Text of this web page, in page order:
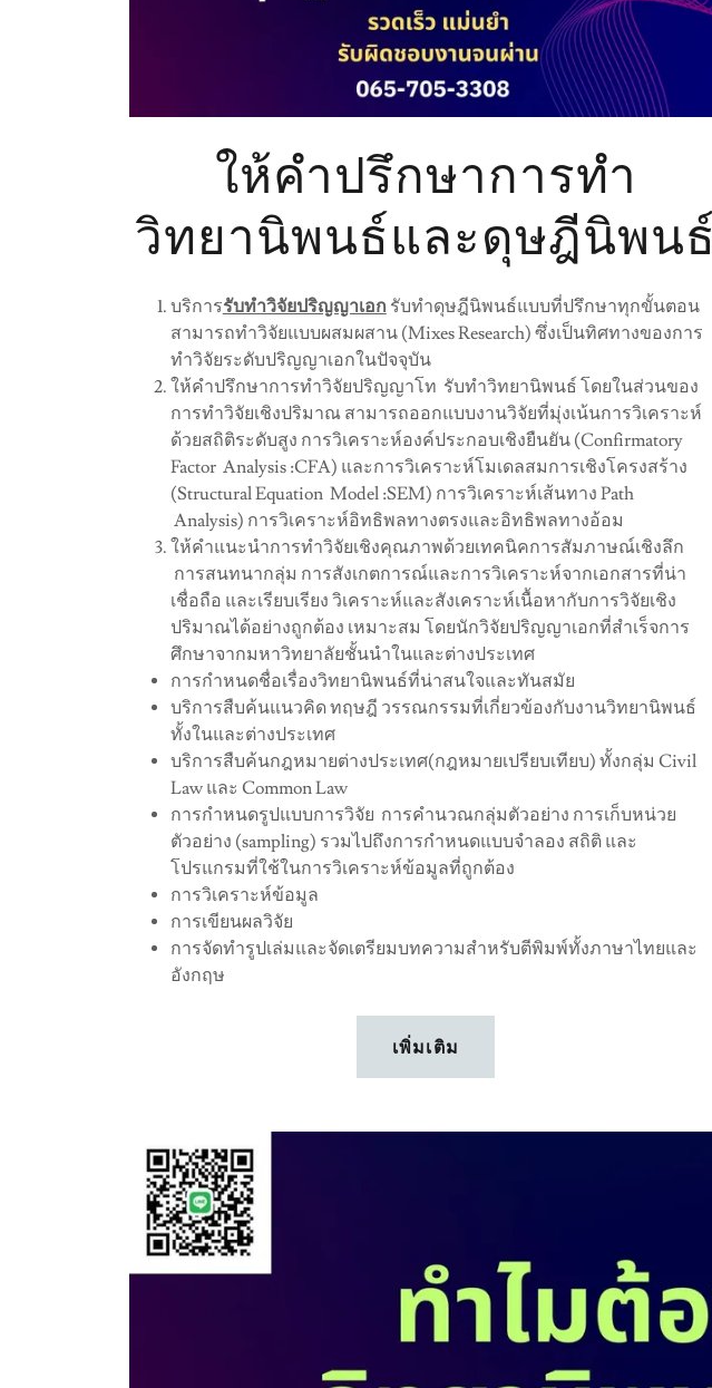
ให้คำปรึกษาการทำ
วิทยานิพนธ์และดุษฎีนิพนธ์
บริการรับทำวิจัยปริญญาเอก รับทำดุษฎีนิพนธ์แบบที่ปรึกษาทุกขั้นตอน
สามารถทำวิจัยแบบผสมผสาน (Mixes Research) ซึ่งเป็นทิศทางของการ
ทำวิจัยระดับปริญญาเอกในปัจจุบัน
ให้คำปรึกษาการทำวิจัยปริญญาโท รับทำวิทยานิพนธ์ โดยในส่วนของ
การทำวิจัยเชิงปริมาณ สามารถออกแบบงานวิจัยที่มุ่งเน้นการวิเคราะห์
ด้วยสถิติระดับสูง การวิเคราะห์องค์ประกอบเชิงยืนยัน (Confirmatory
Factor Analysis :CFA) และการวิเคราะห์โมเดลสมการเชิงโครงสร้าง
(Structural Equation Model :SEM) การวิเคราะห์เส้นทาง Path
Analysis) การวิเคราะห์อิทธิพลทางตรงและอิทธิพลทางอ้อม
ให้คำแนะนำการทำวิจัยเชิงคุณภาพด้วยเทคนิคการสัมภาษณ์เชิงลึก
การสนทนากลุ่ม การสังเกตการณ์และการวิเคราะห์จากเอกสารที่น่า
เชื่อถือ และเรียบเรียง วิเคราะห์และสังเคราะห์เนื้อหากับการวิจัยเชิง
ปริมาณได้อย่างถูกต้อง เหมาะสม โดยนักวิจัยปริญญาเอกที่สำเร็จการ
ศึกษาจากมหาวิทยาลัยชั้นนำในและต่างประเทศ
การกำหนดชื่อเรื่องวิทยานิพนธ์ที่น่าสนใจและทันสมัย
บริการสืบค้นแนวคิด ทฤษฎี วรรณกรรมที่เกี่ยวข้องกับงานวิทยานิพนธ์
ทั้งในและต่างประเทศ
บริการสืบค้นกฎหมายต่างประเทศ(กฎหมายเปรียบเทียบ) ทั้งกลุ่ม Civil
Law และ Common Law
การกำหนดรูปแบบการวิจัย การคำนวณกลุ่มตัวอย่าง การเก็บหน่วย
ตัวอย่าง (sampling) รวมไปถึงการกำหนดแบบจำลอง สถิติ และ
โปรแกรมที่ใช้ในการวิเคราะห์ข้อมูลที่ถูกต้อง
การวิเคราะห์ข้อมูล
การเขียนผลวิจัย
การจัดทำรูปเล่มและจัดเตรียมบทความสำหรับตีพิมพ์ทั้งภาษาไทยและ
อังกฤษ
เพิ่มเติม